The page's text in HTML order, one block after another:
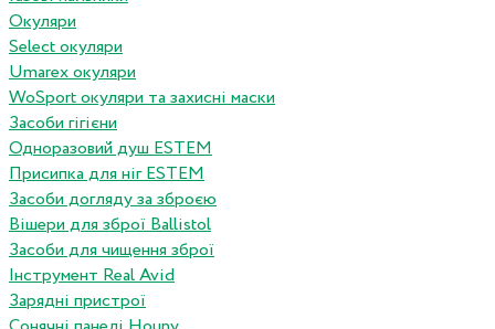
Окуляри
Select окуляри
Umarex окуляри
WoSport окуляри та захисні маски
Засоби гігієни
Одноразовий душ ESTEM
Присипка для ніг ESTEM
Засоби догляду за зброєю
Вішери для зброї Ballistol
Засоби для чищення зброї
Інструмент Real Avid
Зарядні пристрої